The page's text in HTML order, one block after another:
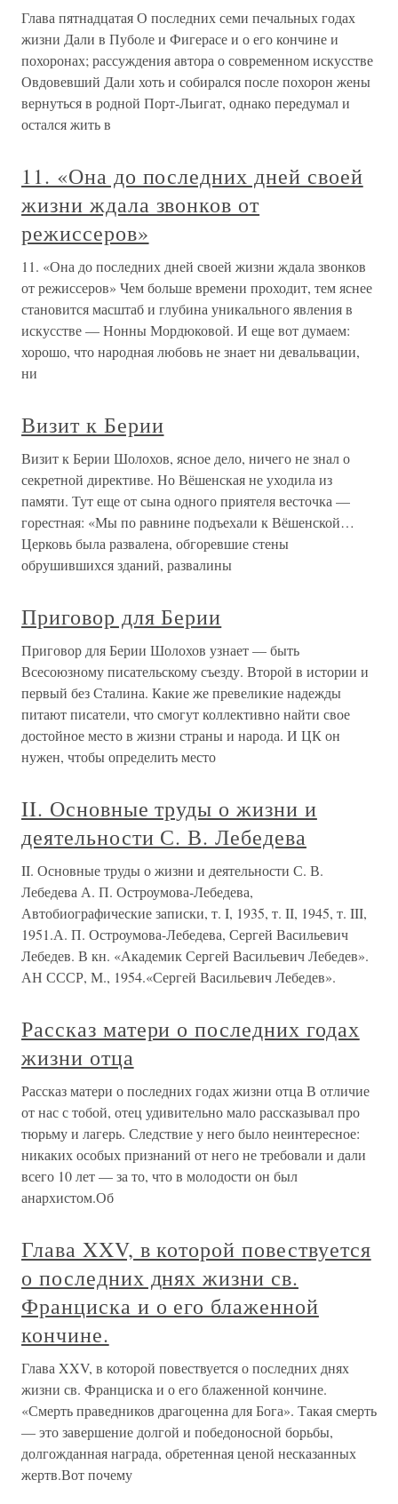
Глава пятнадцатая О последних семи печальных годах
жизни Дали в Пуболе и Фигерасе и о его кончине и
похоронах; рассуждения автора о современном искусстве
Овдовевший Дали хоть и собирался после похорон жены
вернуться в родной Порт-Льигат, однако передумал и
остался жить в
11. «Она до последних дней своей
жизни ждала звонков от
режиссеров»
11. «Она до последних дней своей жизни ждала звонков
от режиссеров» Чем больше времени проходит, тем яснее
становится масштаб и глубина уникального явления в
искусстве — Нонны Мордюковой. И еще вот думаем:
хорошо, что народная любовь не знает ни девальвации,
ни
Визит к Берии
Визит к Берии Шолохов, ясное дело, ничего не знал о
секретной директиве. Но Вёшенская не уходила из
памяти. Тут еще от сына одного приятеля весточка —
горестная: «Мы по равнине подъехали к Вёшенской…
Церковь была развалена, обгоревшие стены
обрушившихся зданий, развалины
Приговор для Берии
Приговор для Берии Шолохов узнает — быть
Всесоюзному писательскому съезду. Второй в истории и
первый без Сталина. Какие же превеликие надежды
питают писатели, что смогут коллективно найти свое
достойное место в жизни страны и народа. И ЦК он
нужен, чтобы определить место
II. Основные труды о жизни и
деятельности С. В. Лебедева
II. Основные труды о жизни и деятельности С. В.
Лебедева А. П. Остроумова-Лебедева,
Автобиографические записки, т. I, 1935, т. II, 1945, т. III,
1951.А. П. Остроумова-Лебедева, Сергей Васильевич
Лебедев. В кн. «Академик Сергей Васильевич Лебедев».
АН СССР, М., 1954.«Сергей Васильевич Лебедев».
Рассказ матери о последних годах
жизни отца
Рассказ матери о последних годах жизни отца В отличие
от нас с тобой, отец удивительно мало рассказывал про
тюрьму и лагерь. Следствие у него было неинтересное:
никаких особых признаний от него не требовали и дали
всего 10 лет — за то, что в молодости он был
анархистом.Об
Глава XXV, в которой повествуется
о последних днях жизни св.
Франциска и о его блаженной
кончине.
Глава XXV, в которой повествуется о последних днях
жизни св. Франциска и о его блаженной кончине.
«Смерть праведников драгоценна для Бога». Такая смерть
— это завершение долгой и победоносной борьбы,
долгожданная награда, обретенная ценой несказанных
жертв.Вот почему